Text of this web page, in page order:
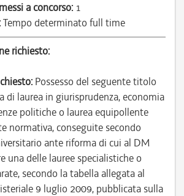
a concorso: 1
Tempo determinato full time
richiesto:
Possesso del seguente titolo
di laurea in giurisprudenza, economia
politiche o laurea equipollente
normativa, conseguite secondo
ante riforma di cui al DM
una delle lauree specialistiche o
secondo la tabella allegata al
9 luglio 2009, pubblicata sulla